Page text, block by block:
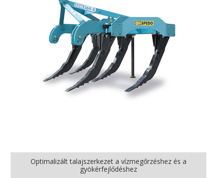
Optimalizált talajszerkezet a vízmegőrzéshez és a
gyökérfejlődéshez